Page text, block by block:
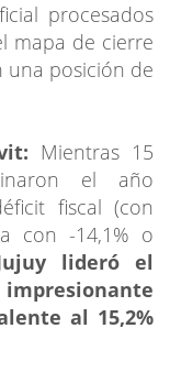
procesados
mapa de cierre
una posición de
Mientras 15
el año
fiscal (con
con -14,1% o
lideró el
al 15,2%